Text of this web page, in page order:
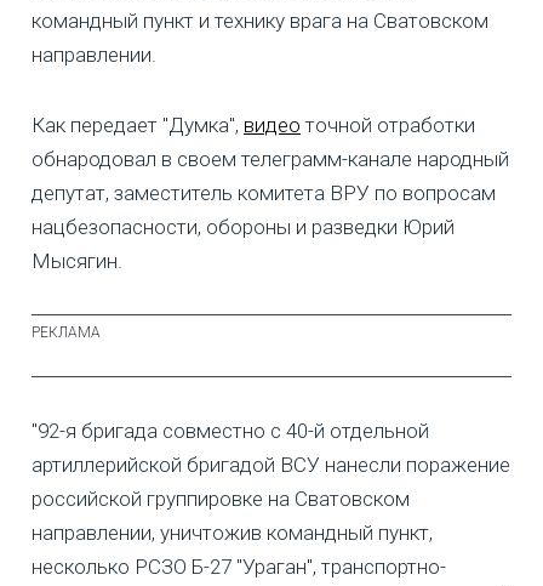
командный пункт и технику врага на Сватовском
направлении.
Как передает "Думка", видео точной отработки
обнародовал в своем телеграмм-канале народный
депутат, заместитель комитета ВРУ по вопросам
нацбезопасности, обороны и разведки Юрий
Мысягин.
"92-я бригада совместно с 40-й отдельной
артиллерийской бригадой ВСУ нанесли поражение
российской группировке на Сватовском
направлении, уничтожив командный пункт,
несколько РСЗО Б-27 "Ураган", транспортно-